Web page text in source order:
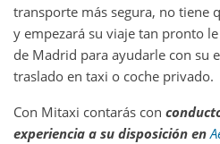
transporte más segura, no tiene
y empezará su viaje tan pronto
de Madrid para ayudarle con su
traslado en taxi o coche privado.
Con Mitaxi contarás con
experiencia a su disposición en